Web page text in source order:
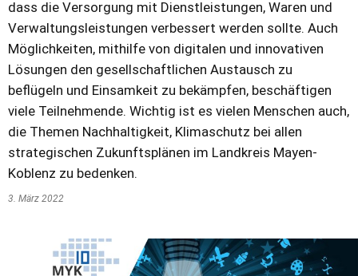
dass die Versorgung mit Dienstleistungen, Waren und
Verwaltungsleistungen verbessert werden sollte. Auch
Möglichkeiten, mithilfe von digitalen und innovativen
Lösungen den gesellschaftlichen Austausch zu
beflügeln und Einsamkeit zu bekämpfen, beschäftigen
viele Teilnehmende. Wichtig ist es vielen Menschen auch,
die Themen Nachhaltigkeit, Klimaschutz bei allen
strategischen Zukunftsplänen im Landkreis Mayen-
Koblenz zu bedenken.
3. März 2022